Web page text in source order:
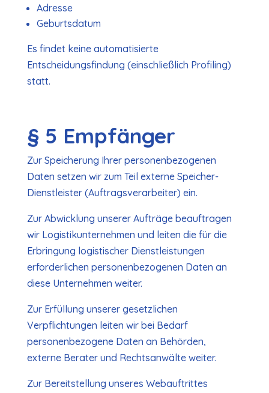
Adresse
Geburtsdatum
Es findet keine automatisierte
Entscheidungsfindung (einschließlich Profiling)
statt.
§ 5 Empfänger
Zur Speicherung Ihrer personenbezogenen
Daten setzen wir zum Teil externe Speicher-
Dienstleister (Auftragsverarbeiter) ein.
Zur Abwicklung unserer Aufträge beauftragen
wir Logistikunternehmen und leiten die für die
Erbringung logistischer Dienstleistungen
erforderlichen personenbezogenen Daten an
diese Unternehmen weiter.
Zur Erfüllung unserer gesetzlichen
Verpflichtungen leiten wir bei Bedarf
personenbezogene Daten an Behörden,
externe Berater und Rechtsanwälte weiter.
Zur Bereitstellung unseres Webauftrittes